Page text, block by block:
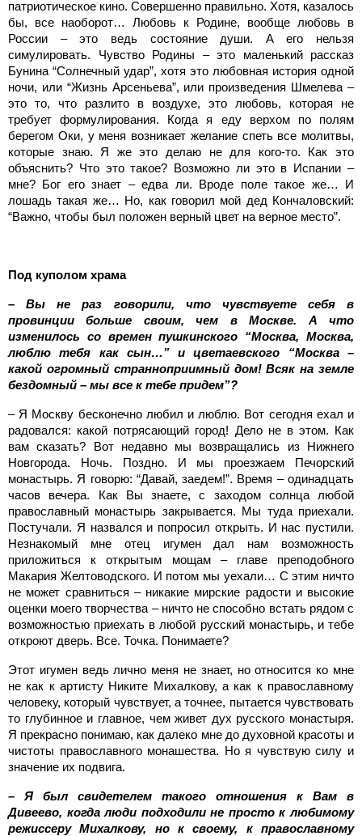
патриотическое кино. Совершенно правильно. Хотя, казалось
бы, все наоборот… Любовь к Родине, вообще любовь в
России – это ведь состояние души. А его нельзя
симулировать. Чувство Родины – это маленький рассказ
Бунина “Солнечный удар”, хотя это любовная история одной
ночи, или “Жизнь Арсеньева”, или произведения Шмелева –
это то, что разлито в воздухе, это любовь, которая не
требует формулирования. Когда я еду верхом по полям
берегом Оки, у меня возникает желание спеть все молитвы,
которые знаю. Я же это делаю не для кого-то. Как это
объяснить? Что это такое? Возможно ли это в Испании –
мне? Бог его знает – едва ли. Вроде поле такое же… И
лошадь такая же… Но, как говорил мой дед Кончаловский:
“Важно, чтобы был положен верный цвет на верное место”.
Под куполом храма
– Вы не раз говорили, что чувствуете себя в
провинции больше своим, чем в Москве. А что
изменилось со времен пушкинского “Москва, Москва,
люблю тебя как сын…” и цветаевского “Москва –
какой огромный странноприимный дом! Всяк на земле
бездомный – мы все к тебе придем”?
– Я Москву бесконечно любил и люблю. Вот сегодня ехал и
радовался: какой потрясающий город! Дело не в этом. Как
вам сказать? Вот недавно мы возвращались из Нижнего
Новгорода. Ночь. Поздно. И мы проезжаем Печорский
монастырь. Я говорю: “Давай, заедем!”. Время – одинадцать
часов вечера. Как Вы знаете, с заходом солнца любой
православный монастырь закрывается. Мы туда приехали.
Постучали. Я назвался и попросил открыть. И нас пустили.
Незнакомый мне отец игумен дал нам возможность
приложиться к открытым мощам – главе преподобного
Макария Желтоводского. И потом мы уехали… С этим ничто
не может сравниться – никакие мирские радости и высокие
оценки моего творчества – ничто не способно встать рядом с
возможностью приехать в любой русский монастырь, и тебе
откроют дверь. Все. Точка. Понимаете?
Этот игумен ведь лично меня не знает, но относится ко мне
не как к артисту Никите Михалкову, а как к православному
человеку, который чувствует, а точнее, пытается чувствовать
то глубинное и главное, чем живет дух русского монастыря.
Я прекрасно понимаю, как далеко мне до духовной красоты и
чистоты православного монашества. Но я чувствую силу и
значение их подвига.
– Я был свидетелем такого отношения к Вам в
Дивеево, когда люди подходили не просто к любимому
режиссеру Михалкову, но к своему, к православному